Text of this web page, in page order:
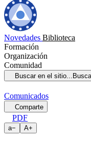
Novedades Biblioteca
Formación
Organización
Comunidad
Buscar en el sitio...
Comunicados
Comparte
PDF
a− A+